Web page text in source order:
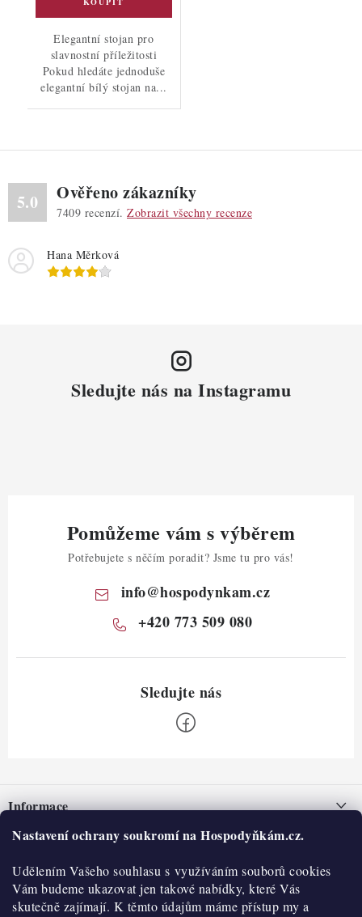
Nastavení ochrany soukromí na Hospodyňkám.cz.
Udělením Vašeho souhlasu s využíváním souborů cookies
Vám budeme ukazovat jen takové nabídky, které Vás
skutečně zajímají. K těmto údajům máme přístup my a
Elegantní stojan pro
slavnostní příležitosti
Pokud hledáte jednoduše
elegantní bílý stojan na...
5.0 Ověřeno zákazníky
7409 recenzí. Zobrazit všechny recenze
Hana Měrková
Sledujte nás na Instagramu
Pomůžeme vám s výběrem
Potřebujete s něčím poradit? Jsme tu pro vás!
info@hospodynkam.cz
+420 773 509 080
pInformace
Nepřevzetí zásilky na dobírku
Obchodní podmínky
Hodnocení obchodu
O nás
Historie
O nákupu